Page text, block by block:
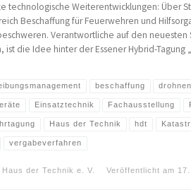
technologische Weiterentwicklungen: Über
Beschaffung für Feuerwehren und
Verantwortliche auf den neuesten
ist die Idee hinter der Essener Hybrid-Tagung
beschaffung drohnen
Einsatztechnik Fachausstellung
Haus der Technik hdt
vergabeverfahren
Haus der Technik e. V. Veröffentlicht am